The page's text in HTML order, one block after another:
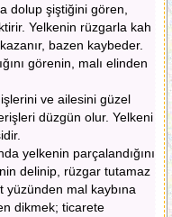
dolup şiştiğini gören,
Yelkenin rüzgarla kah
bazen kaybeder.
görenin, malı elinden
ve ailesini güzel
düzgün olur. Yelkeni
yelkenin parçalandığını
delinip, rüzgar tutamaz
yüzünden mal kaybına
dikmek; ticarete